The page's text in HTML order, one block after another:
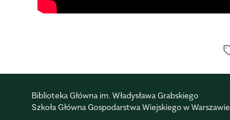
Biblioteka Główna im. Władysława Grabskiego
Szkoła Główna Gospodarstwa Wiejskiego w Warszawie